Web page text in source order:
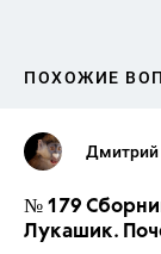
ПОХОЖИЕ
№ 179
Лукашик.